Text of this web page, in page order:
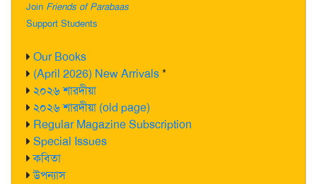
Join Friends of Parabaas
Support Students
Our Books
(April 2026) New Arrivals*
২০২৬ শারদীয়া
২০২৬ শারদীয়া (old page)
Regular Magazine Subscription
Special Issues
কবিতা
উপন্যাস